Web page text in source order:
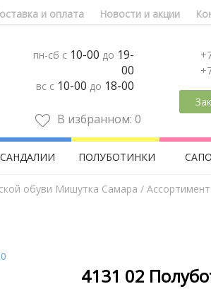
и оплата Новости и акции
пн-сб с 10-00 до 19-
00
вс с 10-00 до 18-00
В избранном: 0
САНДАЛИИ ПОЛУБОТИНКИ
обуви Мишутка Самара / Aссортимент
4131 02